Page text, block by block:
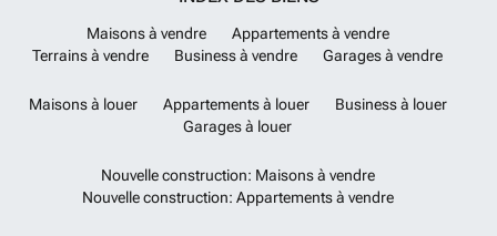
Maisons à vendre
Appartements à vendre
Terrains à vendre
Business à vendre Garages à vendre
Maisons à louer Appartements à louer
Business à louer
Garages à louer
Nouvelle construction: Maisons à vendre
Nouvelle construction: Appartements à vendre